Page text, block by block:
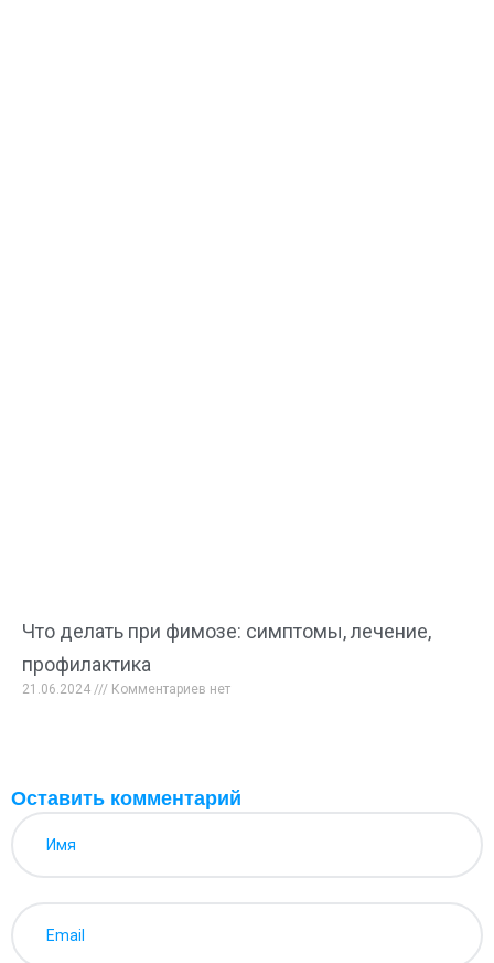
Что делать при фимозе: симптомы, лечение,
профилактика
21.06.2024 Комментариев нет
Оставить комментарий